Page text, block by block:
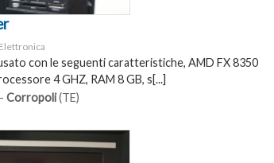
con le seguenti caratteristiche, AMD FX 8350
4 GHZ, RAM 8 GB, s[...]
Corropoli(TE)